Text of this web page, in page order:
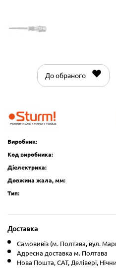
До обраного
Виробник:
Код виробника:
Діелектрика:
Довжина жала, мм:
Тип:
Доставка
Самовивіз (м. Полтава, вул.
Адресна доставка м. Полтава
Нова Пошта, CAT, Делівері,